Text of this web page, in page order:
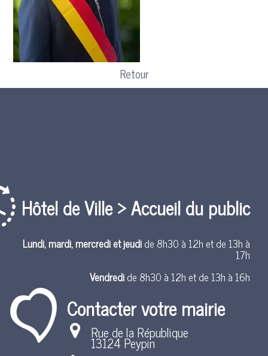
Retour
Hôtel de Ville > Accueil du public
Lundi, mardi, mercredi et jeudide 8h30 à 12h et de 13h à
17h
Vendredide 8h30 à 12h et de 13h à 16h
Contacter votre mairie
Rue de la République
13124 Peypin